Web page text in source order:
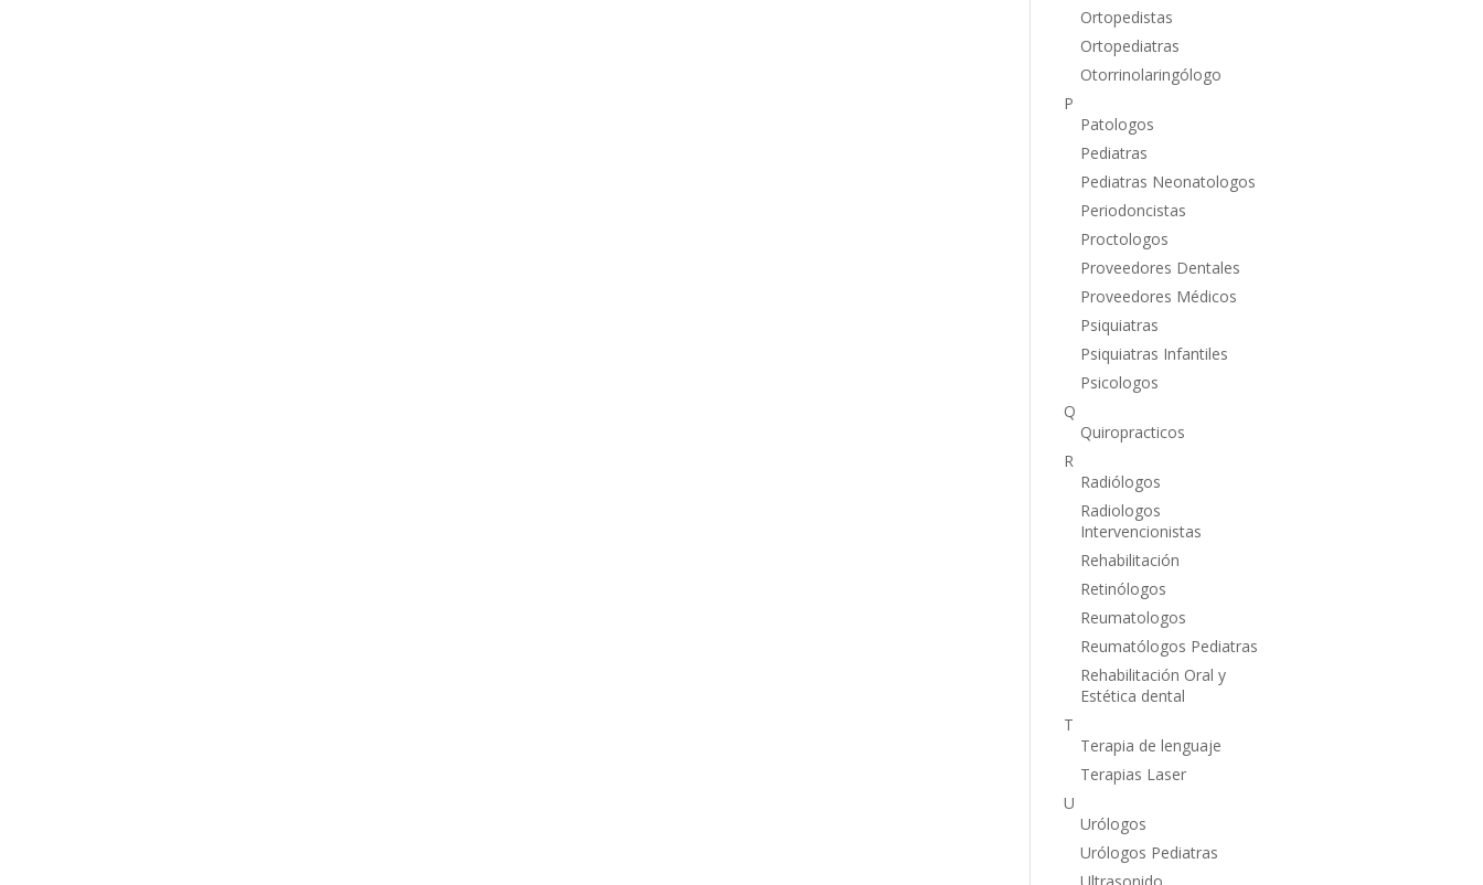
Ortopedistas
Ortopediatras
Otorrinolaringólogo
P
Patologos
Pediatras
Pediatras Neonatologos
Periodoncistas
Proctologos
Proveedores Dentales
Proveedores Médicos
Psiquiatras
Psiquiatras Infantiles
Psicologos
Q
Quiropracticos
R
Radiólogos
Radiologos
Intervencionistas
Rehabilitación
Retinólogos
Reumatologos
Reumatólogos Pediatras
Rehabilitación Oral y
Estética dental
T
Terapia de lenguaje
Terapias Laser
U
Urólogos
Urólogos Pediatras
Ultrasonido